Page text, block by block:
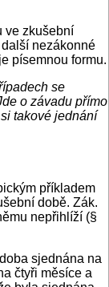
ve zkušební
nezákonné
písemnou formu.
se
o závadu přímo
takové jednání
příkladem
době. Zák.
nepřihlíží (§
sjednána na
čtyři měsíce a